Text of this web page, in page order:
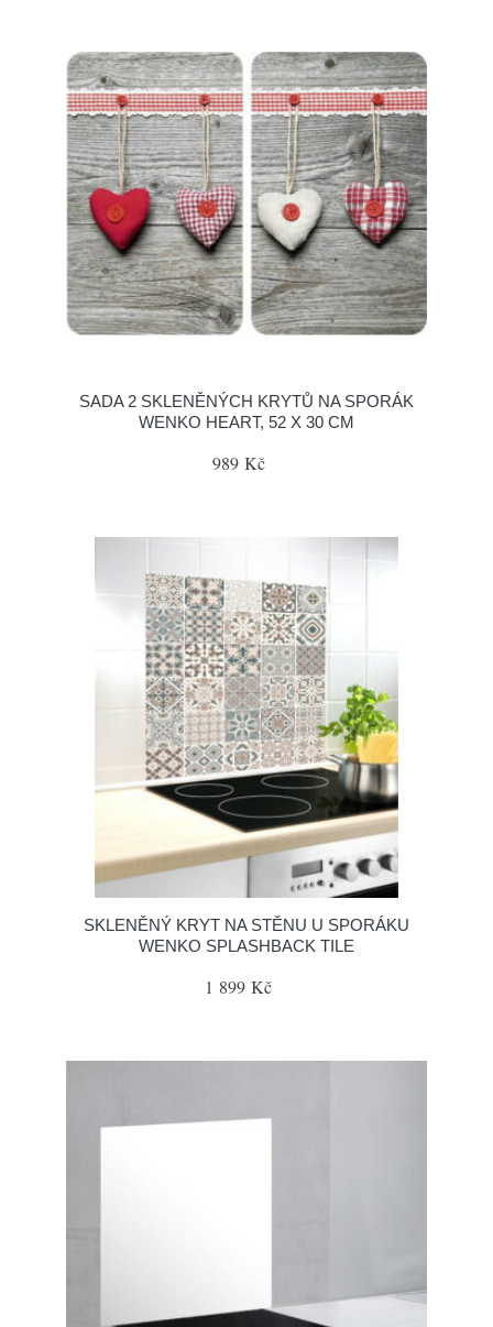
SADA 2 SKLENĚNÝCH KRYTŮ NA SPORÁK
WENKO HEART, 52 X 30 CM
989 Kč
SKLENĚNÝ KRYT NA STĚNU U SPORÁKU
WENKO SPLASHBACK TILE
1 899 Kč